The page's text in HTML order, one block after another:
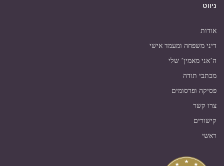
ניווט
אודות
דיני משפחה ומעמד אישי
ה’אני מאמין’ שלי
מכתבי תודה
פסיקה ופרסומים
צרו קשר
קישורים
ראשי